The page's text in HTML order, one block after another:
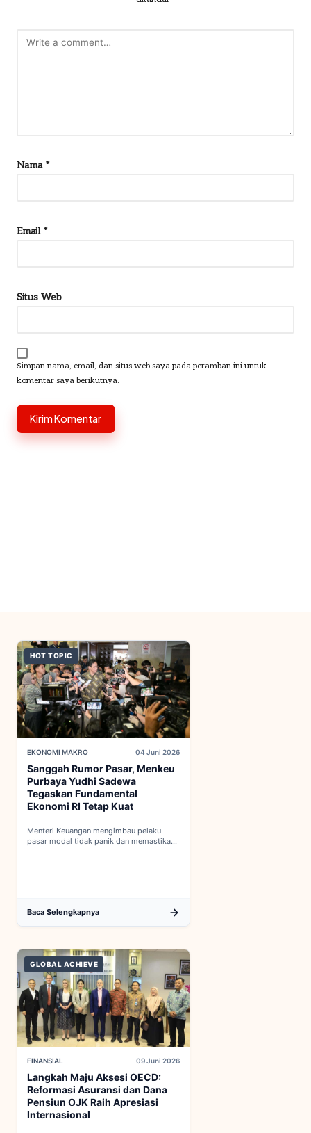
Nama *
Email *
Situs Web
Simpan nama, email, dan situs web saya pada peramban ini untuk
komentar saya berikutnya.
HOT TOPIC
EKONOMI MAKRO 04 Juni 2026
Sanggah Rumor Pasar, Menkeu
Purbaya Yudhi Sadewa
Tegaskan Fundamental
Ekonomi RI Tetap Kuat
Menteri Keuangan mengimbau pelaku
pasar modal tidak panik dan memastikan
Baca Selengkapnya
GLOBAL ACHIEVE
FINANSIAL 09 Juni 2026
Langkah Maju Aksesi OECD:
Reformasi Asuransi dan Dana
Pensiun OJK Raih Apresiasi
Internasional